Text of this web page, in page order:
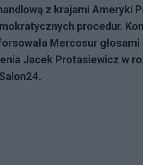
z krajami Ameryki
procedur.
Mercosur głosami
Jacek Protasiewicz w